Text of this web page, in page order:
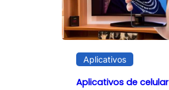
Aplicativos
Aplicativos de celular